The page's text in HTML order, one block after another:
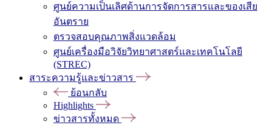
ศูนย์ความเป็นเลิศด้านการจัดการสารและของเสีย
อันตราย
ตรวจสอบคุณภาพสิ่งแวดล้อม
ศูนย์เครื่องมือวิจัยวิทยาศาสตร์และเทคโนโลยี
(STREC)
สาระความรู้และข่าวสาร
ย้อนกลับ
Highlights
ข่าวสารทั้งหมด